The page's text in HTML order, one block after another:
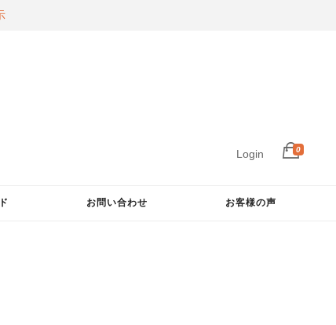
Login 0
お問い合わせ お客様の声